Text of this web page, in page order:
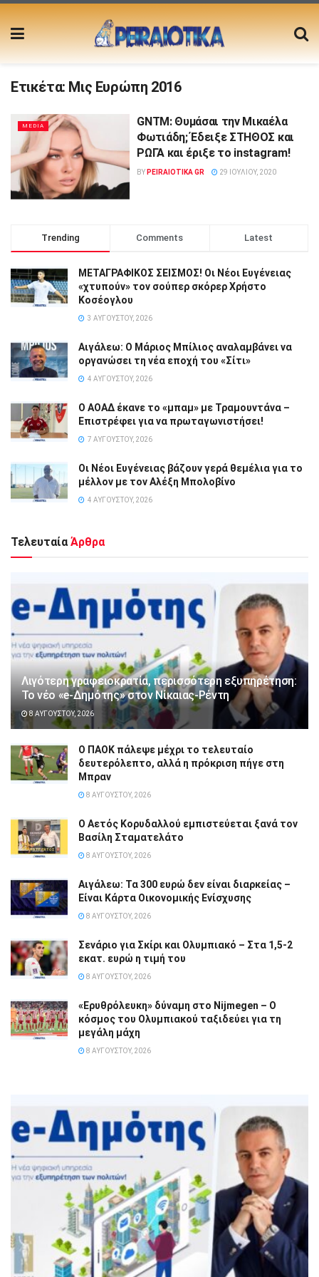
Ετικέτα: Μις Ευρώπη 2016
MEDIA
GNTM: Θυμάσαι την Μικαέλα
Φωτιάδη; Έδειξε ΣΤHΘOΣ και
PΩΓΑ και έριξε το instagram!
BY PEIRAIOTIKA GR 29 ΙΟΥΛΊΟΥ, 2020
Trending Comments Latest
ΜΕΤΑΓΡΑΦΙΚΟΣ ΣΕΙΣΜΟΣ! Οι Νέοι Ευγένειας
«χτυπούν» τον σούπερ σκόρερ Χρήστο
Κοσέογλου
3 ΑΥΓΟΎΣΤΟΥ, 2026
Αιγάλεω: Ο Μάριος Μπίλιος αναλαμβάνει να
οργανώσει τη νέα εποχή του «Σίτι»
4 ΑΥΓΟΎΣΤΟΥ, 2026
Ο ΑΟΑΔ έκανε το «μπαμ» με Τραμουντάνα –
Επιστρέφει για να πρωταγωνιστήσει!
7 ΑΥΓΟΎΣΤΟΥ, 2026
Οι Νέοι Ευγένειας βάζουν γερά θεμέλια για το
μέλλον με τον Αλέξη Μπολοβίνο
4 ΑΥΓΟΎΣΤΟΥ, 2026
Τελευταία Άρθρα
Λιγότερη γραφειοκρατία, περισσότερη εξυπηρέτηση:
Το νέο «e-Δημότης» στον Νίκαιας-Ρέντη
8 ΑΥΓΟΎΣΤΟΥ, 2026
Ο ΠΑΟΚ πάλεψε μέχρι το τελευταίο
δευτερόλεπτο, αλλά η πρόκριση πήγε στη
Μπραν
8 ΑΥΓΟΎΣΤΟΥ, 2026
Ο Αετός Κορυδαλλού εμπιστεύεται ξανά τον
Βασίλη Σταματελάτο
8 ΑΥΓΟΎΣΤΟΥ, 2026
Αιγάλεω: Τα 300 ευρώ δεν είναι διαρκείας –
Είναι Κάρτα Οικονομικής Ενίσχυσης
8 ΑΥΓΟΎΣΤΟΥ, 2026
Σενάριο για Σκίρι και Ολυμπιακό – Στα 1,5-2
εκατ. ευρώ η τιμή του
8 ΑΥΓΟΎΣΤΟΥ, 2026
«Ερυθρόλευκη» δύναμη στο Nijmegen – Ο
κόσμος του Ολυμπιακού ταξιδεύει για τη
μεγάλη μάχη
8 ΑΥΓΟΎΣΤΟΥ, 2026